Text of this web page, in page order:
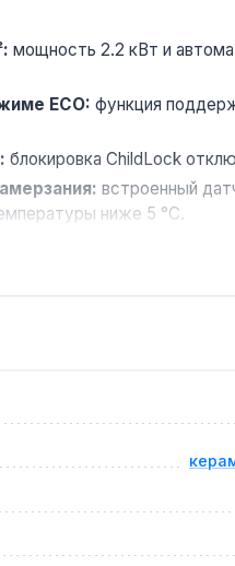
мощность 2.2 кВт и
ECO: функция
блокировка ChildLock
встроенный
ниже 5 °C.
перемещать его
только для сухих